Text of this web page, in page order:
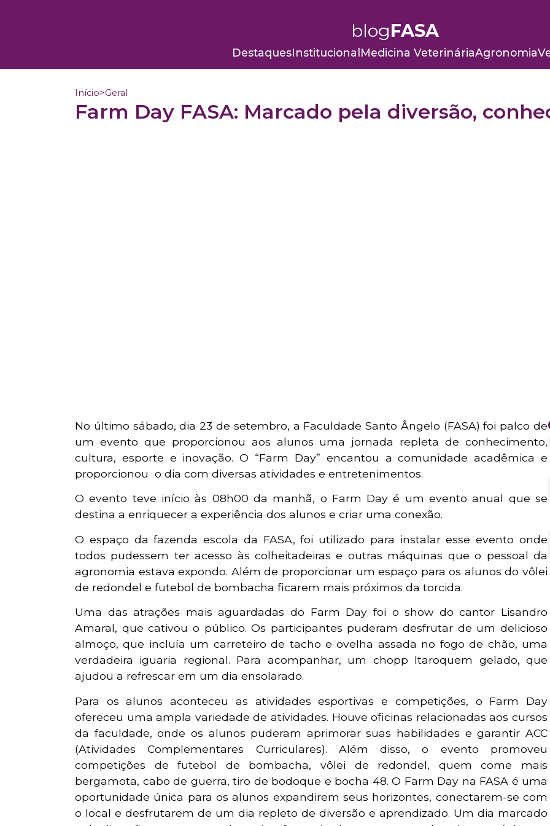
blogFASA
DestaquesInstitucional Medicina VeterináriaAgronomia
Início>Geral
Farm Day FASA: Marcado pela diversão,
No último sábado, dia 23 de setembro, a Faculdade Santo Ângelo (FASA) foi palco de
um evento que proporcionou aos alunos uma jornada repleta de conhecimento,
cultura, esporte e inovação. O “Farm Day” encantou a comunidade acadêmica e
proporcionou o dia com diversas atividades e entretenimentos.
O evento teve início às 08h00 da manhã, o Farm Day é um evento anual que se
destina a enriquecer a experiência dos alunos e criar uma conexão.
O espaço da fazenda escola da FASA, foi utilizado para instalar esse evento onde
todos pudessem ter acesso às colheitadeiras e outras máquinas que o pessoal da
agronomia estava expondo. Além de proporcionar um espaço para os alunos do vôlei
de redondel e futebol de bombacha ficarem mais próximos da torcida.
Uma das atrações mais aguardadas do Farm Day foi o show do cantor Lisandro
Amaral, que cativou o público. Os participantes puderam desfrutar de um delicioso
almoço, que incluía um carreteiro de tacho e ovelha assada no fogo de chão, uma
verdadeira iguaria regional. Para acompanhar, um chopp Itaroquem gelado, que
ajudou a refrescar em um dia ensolarado.
Para os alunos aconteceu as atividades esportivas e competições, o Farm Day
ofereceu uma ampla variedade de atividades. Houve oficinas relacionadas aos cursos
da faculdade, onde os alunos puderam aprimorar suas habilidades e garantir ACC
(Atividades Complementares Curriculares). Além disso, o evento promoveu
competições de futebol de bombacha, vôlei de redondel, quem come mais
bergamota, cabo de guerra, tiro de bodoque e bocha 48. O Farm Day na FASA é uma
oportunidade única para os alunos expandirem seus horizontes, conectarem-se com
o local e desfrutarem de um dia repleto de diversão e aprendizado. Um dia marcado